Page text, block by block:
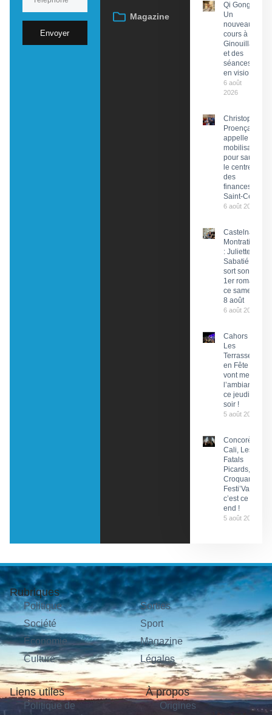
Envoyer
Magazine
Qi Gong :
Un
nouveau
cours à
Ginouillac
et des
séances
en visio
6 août
2026
Christophe
Proença
appelle à la
mobilisation
pour sauver
le centre
des
finances de
Saint-Céré
6 août 2026
Castelnau-
Montratier
: Juliette
Sabatié
sort son
1er roman
ce samedi
8 août
6 août 2026
Cahors :
Les
Terrasses
en Fête
vont mettre
l’ambiance
ce jeudi
soir !
5 août 2026
Concorès :
Cali, Les
Fatals
Picards, Les
Croquants…
Festi’ValCéou,
c’est ce week-
end !
5 août 2026
Rubriques
Politique
Société
Économie
Culture
Sorties
Sport
Magazine
Légales
Liens utiles
Politique de
À propos
Origines